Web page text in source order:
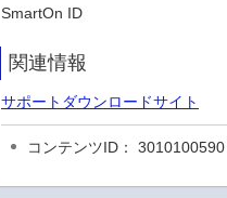
SmartOn ID
関連情報
サポートダウンロードサイト
コンテンツID： 3010100590